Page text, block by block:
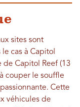
sites sont
cas à Capitol
de Capitol Reef (13
couper le souffle
Cette
véhicules de